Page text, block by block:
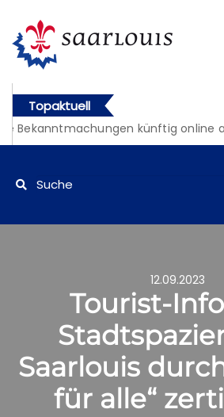
Topaktuell
künftig online
12.09.2023
Tourist-
Saarlouis
für alle“